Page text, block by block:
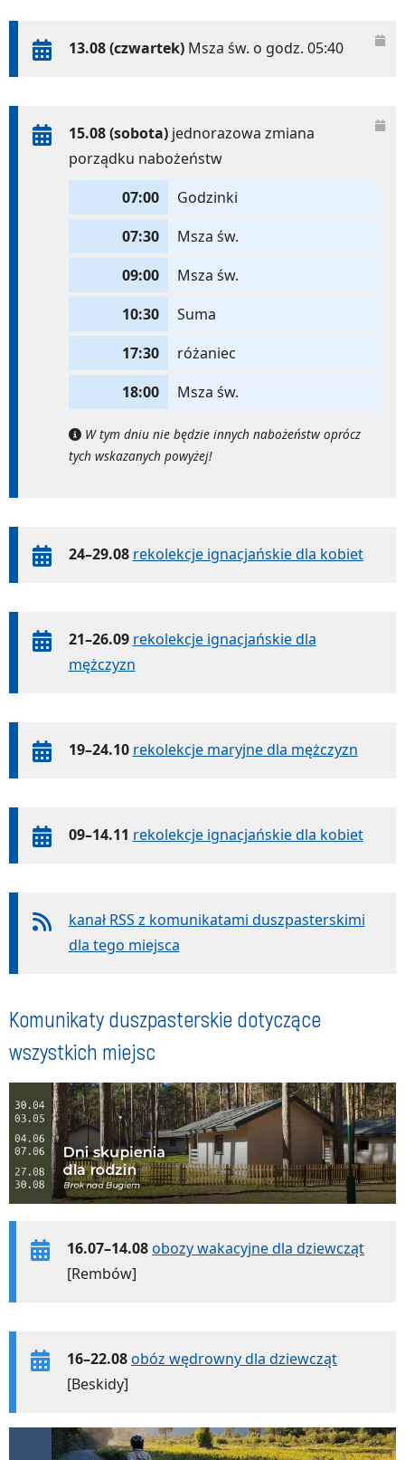
13.08 (czwartek)Msza św. o godz. 05:40
15.08 (sobota)jednorazowa zmiana
porządku nabożeństw
07:00
Godzinki
07:30
Msza św.
09:00
Msza św.
10:30
Suma
17:30
różaniec
18:00
Msza św.
W tym dniu nie będzie innych nabożeństw oprócz
tych wskazanych powyżej!
24–29.08 rekolekcje ignacjańskie dla kobiet
21–26.09 rekolekcje ignacjańskie dla
mężczyzn
19–24.10 rekolekcje maryjne dla mężczyzn
09–14.11 rekolekcje ignacjańskie dla kobiet
kanał RSS z komunikatami duszpasterskimi
dla tego miejsca
Komunikaty duszpasterskie dotyczące
wszystkich miejsc
16.07–14.08obozy wakacyjne dla dziewcząt
[Rembów]
16–22.08obóz wędrowny dla dziewcząt
[Beskidy]